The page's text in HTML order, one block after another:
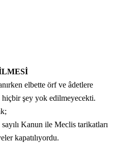
elbette örf ve âdetlere
hiçbir şey yok edilmeyecekti.
Kanun ile Meclis tarikatları
kapatılıyordu.